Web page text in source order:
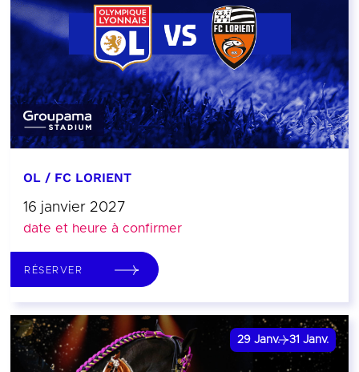
OL / FC LORIENT
16 janvier 2027
date et heure à confirmer
RÉSERVER
29 Janv. 31 Janv.